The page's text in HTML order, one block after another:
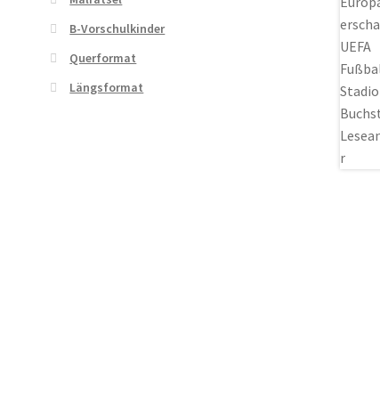
B-Vorschulkinder
Querformat
Längsformat